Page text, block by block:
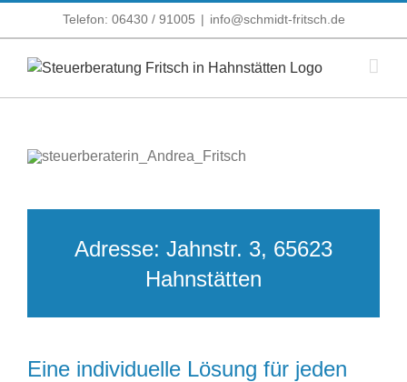
Telefon: 06430 / 91005 | info@schmidt-fritsch.de
Adresse: Jahnstr. 3, 65623
Hahnstätten
Eine individuelle Lösung für jeden